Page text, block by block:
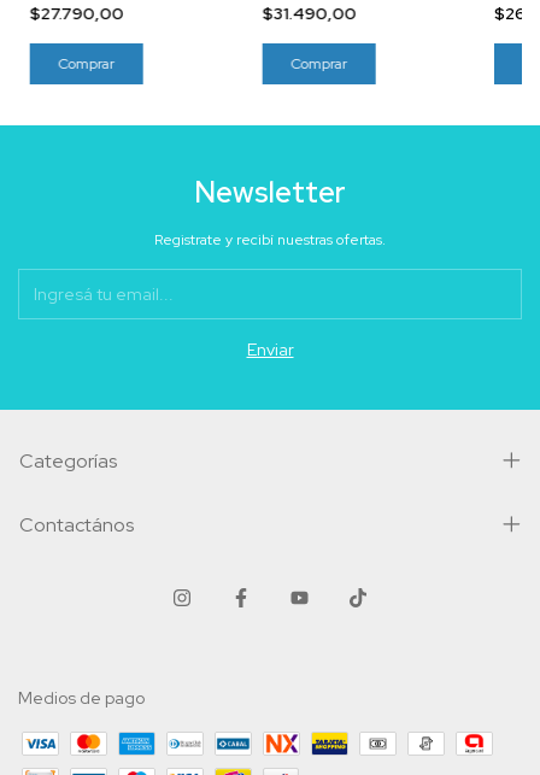
$27.790,00 $31.490,00
Newsletter
Registrate y recibí nuestras ofertas.
Categorías
Contactános
Medios de pago